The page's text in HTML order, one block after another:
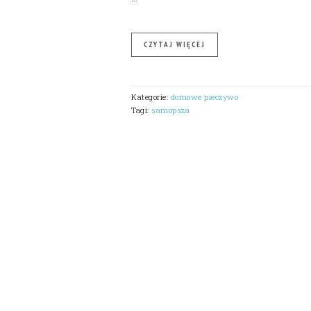
CZYTAJ WIĘCEJ
Kategorie: domowe pieczywo
Tagi: samopsza